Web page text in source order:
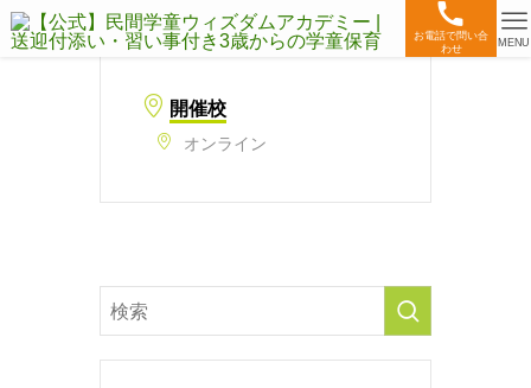
お電話で問い合
わせ
MENU
開催校
オンライン